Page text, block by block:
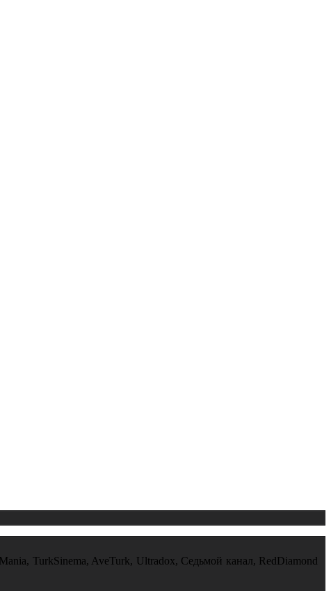
TurkSinema, AveTurk, Ultradox, Седьмой канал, RedDiamond